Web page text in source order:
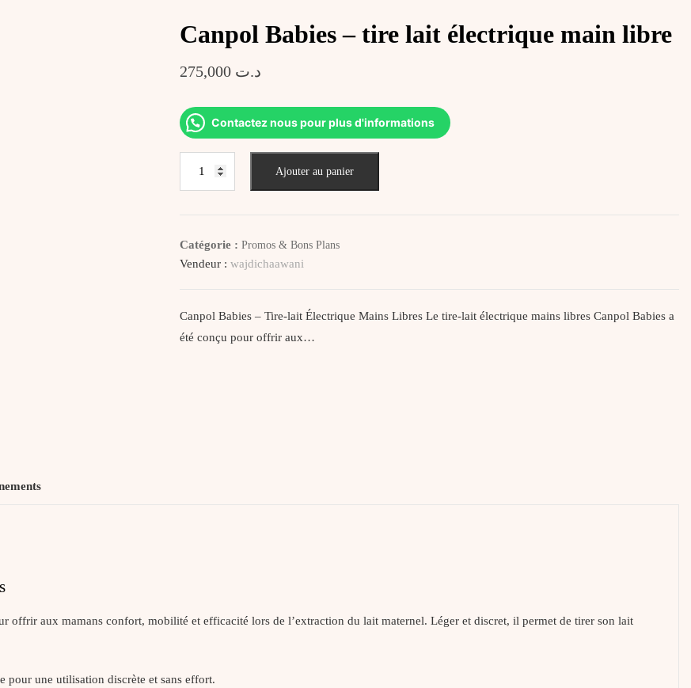
Canpol Babies – tire lait électrique main libre
د.ت
Contactez nous pour plus d'informations
main
libre
Ajouter au panier
Catégorie :Promos & Bons Plans
Vendeur :wajdichaawani
Canpol Babies – Tire-lait Électrique Mains Libres Le tire-lait électrique mains libres Canpol Babies a
été conçu pour offrir aux…
offrir aux mamans confort, mobilité et efficacité lors de l’extraction du lait maternel. Léger et discret, il permet de tirer son lait
pour une utilisation discrète et sans effort.